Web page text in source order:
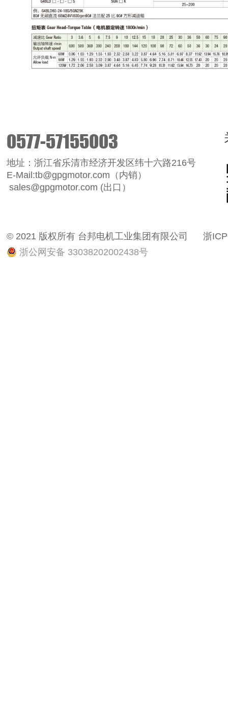
0577-57155003
地址：浙江省乐清市经济开发区纬十六路216号
E-Mail:tb@gpgmotor.com（内销）
sales@gpgmotor.com (出口）
© 2021 版权所有 台邦电机工业集团有限公司 浙
浙公网安备 33038202002438号